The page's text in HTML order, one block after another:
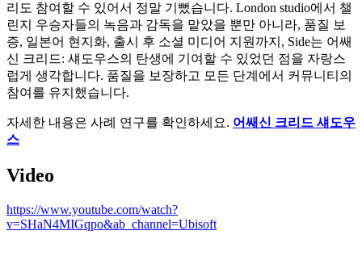
리도 참여할 수 있어서 정말 기뻤습니다. London studio에서 챌
린지 우승자들의 녹음과 감독을 맡았을 뿐만 아니라, 품질 보
증, 일본어 현지화, 출시 후 소셜 미디어 지원까지, Side는 어쌔
신 크리드: 섀도우스의 탄생에 기여할 수 있었던 점을 자랑스
럽게 생각합니다. 품질을 보장하고 모든 단계에서 커뮤니티의
참여를 유지했습니다.
자세한 내용은 사례 연구를 확인하세요. 어쌔신 크리드 섀도우
스
Video
https://www.youtube.com/watch?
v=SHaN4MIGqpo&ab_channel=Ubisoft